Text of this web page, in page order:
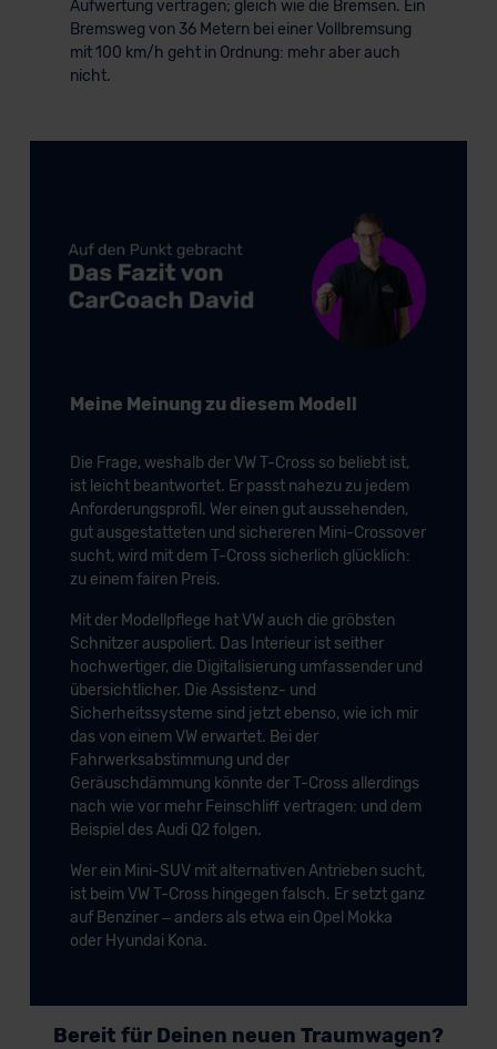
der EU erfolgt, erfolgt dies ausschließlich auf der
Grundlage eines Angemessenheitsbeschlusses der EU-
Kommission (Art. 45 Abs. 1 DSGVO), von
Datenschutzerklärung | Impressum
Aufwertung vertragen; gleich wie die Bremsen. Ein
Bremsweg von 36 Metern bei einer Vollbremsung
mit 100 km/h geht in Ordnung: mehr aber auch
nicht.
Meine Meinung zu diesem Modell
Die Frage, weshalb der VW T-Cross so beliebt ist,
ist leicht beantwortet. Er passt nahezu zu jedem
Anforderungsprofil. Wer einen gut aussehenden,
gut ausgestatteten und sichereren Mini-Crossover
sucht, wird mit dem T-Cross sicherlich glücklich:
zu einem fairen Preis.
Mit der Modellpflege hat VW auch die gröbsten
Schnitzer auspoliert. Das Interieur ist seither
hochwertiger, die Digitalisierung umfassender und
übersichtlicher. Die Assistenz- und
Sicherheitssysteme sind jetzt ebenso, wie ich mir
das von einem VW erwartet. Bei der
Fahrwerksabstimmung und der
Geräuschdämmung könnte der T-Cross allerdings
nach wie vor mehr Feinschliff vertragen: und dem
Beispiel des Audi Q2 folgen.
Wer ein Mini-SUV mit alternativen Antrieben sucht,
ist beim VW T-Cross hingegen falsch. Er setzt ganz
auf Benziner – anders als etwa ein Opel Mokka
oder Hyundai Kona.
Bereit für Deinen neuen Traumwagen?